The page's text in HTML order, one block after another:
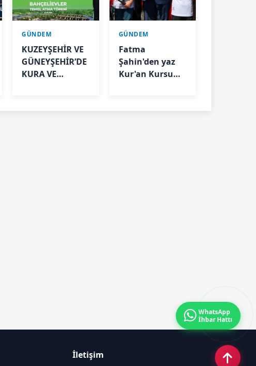
GÜNDEM
KUZEYŞEHİR VE
GÜNEYŞEHİR’DE
KURA VE
GÜNDEM
Fatma
Şahin'den yaz
Kur'an Kursu
İletişim
WhatsApp
İhbar Hattı